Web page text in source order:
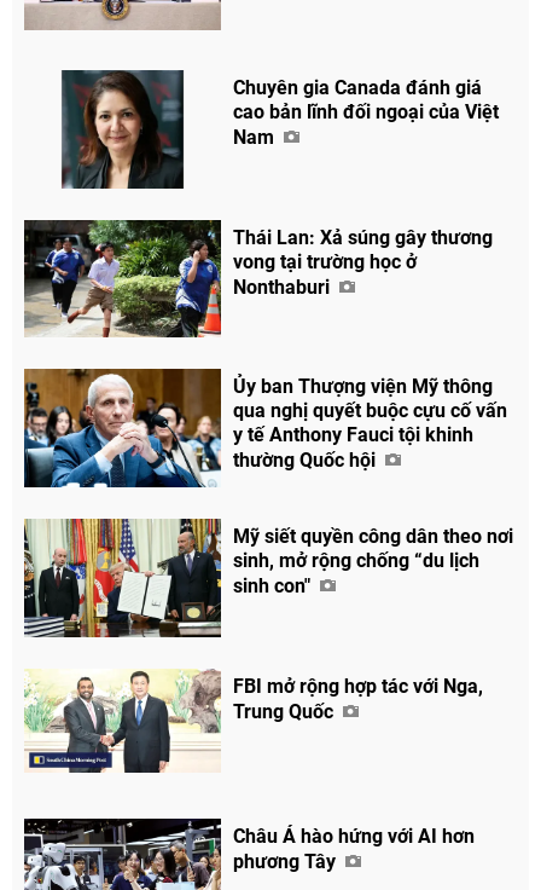
Facebook
Chuyên gia Canada đánh giá
cao bản lĩnh đối ngoại của Việt
Nam
Thái Lan: Xả súng gây thương
vong tại trường học ở
Nonthaburi
Ủy ban Thượng viện Mỹ thông
qua nghị quyết buộc cựu cố vấn
y tế Anthony Fauci tội khinh
thường Quốc hội
Mỹ siết quyền công dân theo nơi
sinh, mở rộng chống “du lịch
sinh con"
FBI mở rộng hợp tác với Nga,
Trung Quốc
Châu Á hào hứng với AI hơn
phương Tây